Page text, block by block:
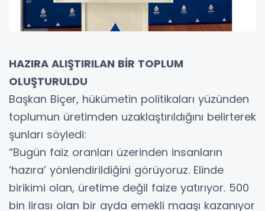
HAZIRA ALIŞTIRILAN BİR TOPLUM
OLUŞTURULDU
Başkan Biçer, hükümetin politikaları yüzünden
toplumun üretimden uzaklaştırıldığını belirterek
şunları söyledi:
“Bugün faiz oranları üzerinden insanların
‘hazıra’ yönlendirildiğini görüyoruz. Elinde
birikimi olan, üretime değil faize yatırıyor. 500
bin lirası olan bir ayda emekli maaşı kazanıyor